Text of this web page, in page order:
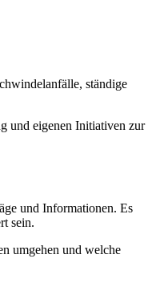
ständige
und eigenen Initiativen zur
und Informationen. Es
sein.
umgehen und welche